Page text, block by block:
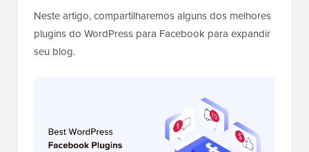
Neste artigo, compartilharemos alguns dos melhores
plugins do WordPress para Facebook para expandir
seu blog.